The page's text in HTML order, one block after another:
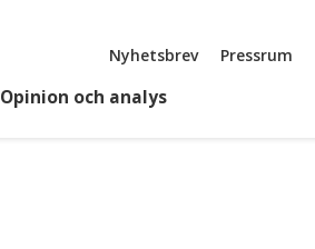
Top
Nyhetsbrev Pressrum
Opinion och analys